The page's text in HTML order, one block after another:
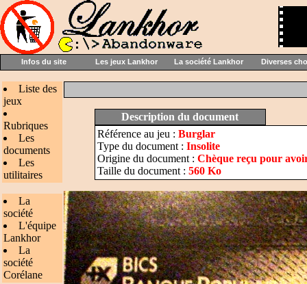
Infos du site Les jeux Lankhor La société Lankhor Diverses
Liste des
jeux
Rubriques
Les
documents
Les
utilitaires
La
société
L'équipe
Lankhor
La
société
Corélane
Description du document
Référence au jeu : Burglar
Type du document : Insolite
Origine du document : Chèque reçu pour
Taille du document : 560 Ko